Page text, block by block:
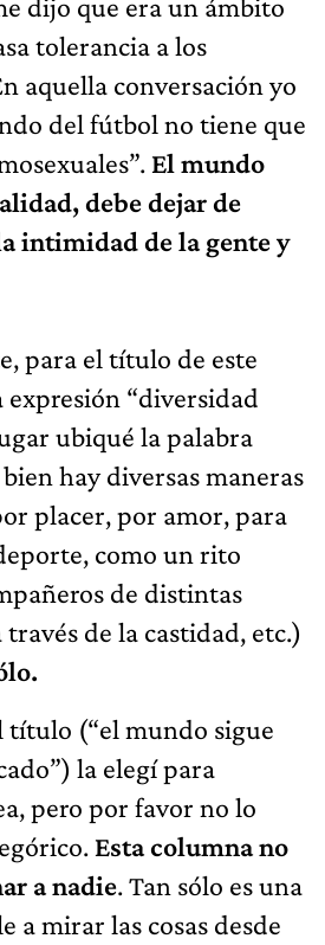
tolerancia a los
aquella conversación yo
del fútbol no tiene que
El mundo
debe dejar de
intimidad de la gente y
para el título de este
expresión “diversidad
ubiqué la palabra
bien hay diversas maneras
placer, por amor, para
como un rito
de distintas
de la castidad, etc.)
título (“el mundo sigue
la elegí para
pero por favor no lo
Esta columna no
a nadie. Tan sólo es una
a mirar las cosas desde